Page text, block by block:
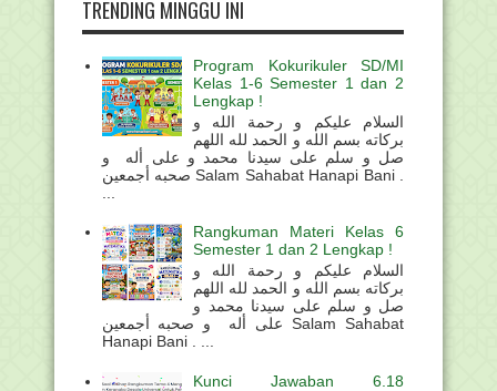
TRENDING MINGGU INI
Program Kokurikuler SD/MI
Kelas 1-6 Semester 1 dan 2
Lengkap !
السلام عليكم و رحمة الله و
بركاته بسم الله و الحمد لله اللهم
صل و سلم على سيدنا محمد و على أله و
صحبه أجمعين Salam Sahabat Hanapi Bani .
Rangkuman Materi Kelas 6
Semester 1 dan 2 Lengkap !
السلام عليكم و رحمة الله و
بركاته بسم الله و الحمد لله اللهم
صل و سلم على سيدنا محمد و
على أله و صحبه أجمعين Salam Sahabat
Hanapi Bani . ...
Kunci Jawaban 6.18